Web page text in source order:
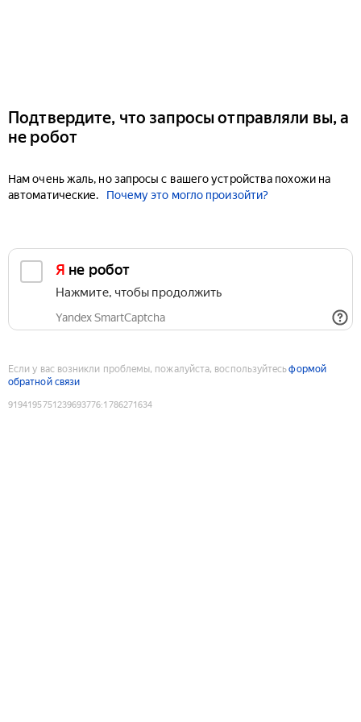
Подтвердите, что запросы отправляли вы, а
не робот
Нам очень жаль, но запросы с вашего устройства похожи на
автоматические.
Почему это могло произойти?
Я не робот
Нажмите, чтобы продолжить
Yandex SmartCaptcha
Если у вас возникли проблемы, пожалуйста, воспользуйтесьформой
обратной связи
9194195751239693776:1786271634